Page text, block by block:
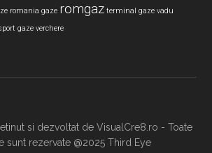
romania gaze romgaz terminal gaze vadu
gaze verchere
si dezvoltat de VisualCre8.ro - Toate
sunt rezervate @2025 Third Eye